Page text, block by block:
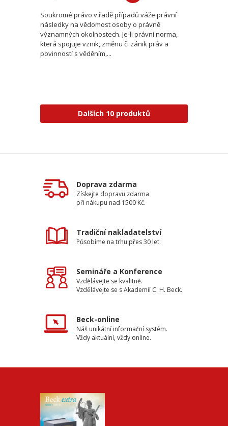
Soukromé právo v řadě případů váže právní
následky na vědomost osoby o právně
významných okolnostech. Je-li právní norma,
která spojuje vznik, změnu či zánik práv a
povinností s věděním,...
Dalších 10 produktů
Doprava zdarma
Získejte dopravu zdarma
při nákupu nad 1500 Kč.
Tradiční nakladatelství
Působíme na trhu přes 30 let.
Semináře a Konference
Vzdělávejte se kvalitně.
Vzdělávejte se s Akademií C. H. Beck.
Beck-online
Náš unikátní informační systém.
Vždy aktuální, vždy online.